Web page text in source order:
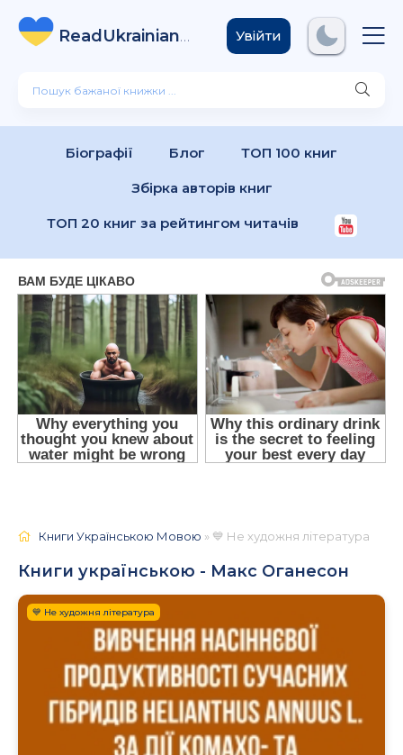
ReadUkrainian
Books .com
Увійти
Біографії Блог ТОП 100 книг
Збірка авторів книг
ТОП 20 книг за рейтингом читачів
Книги Українською Мовою » 💙 Не художня література
Книги українською - Макс Оганесон
💙 Не художня література